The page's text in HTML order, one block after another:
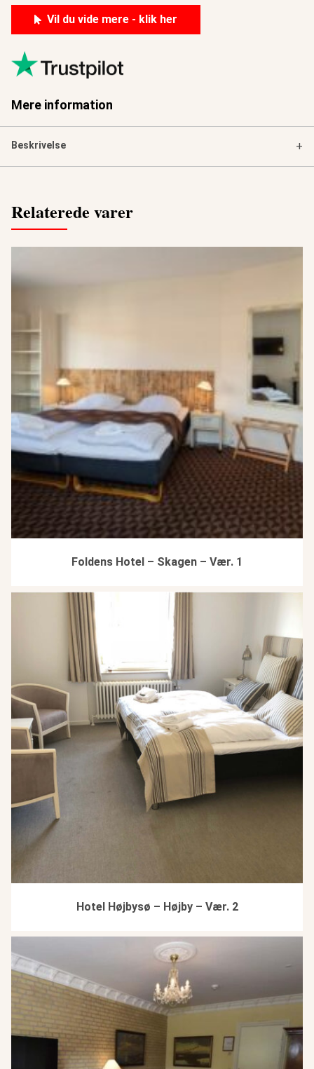
Vil du vide mere - klik her
Mere information
Beskrivelse +
Relaterede varer
Foldens Hotel – Skagen – Vær. 1
Hotel Højbysø – Højby – Vær. 2